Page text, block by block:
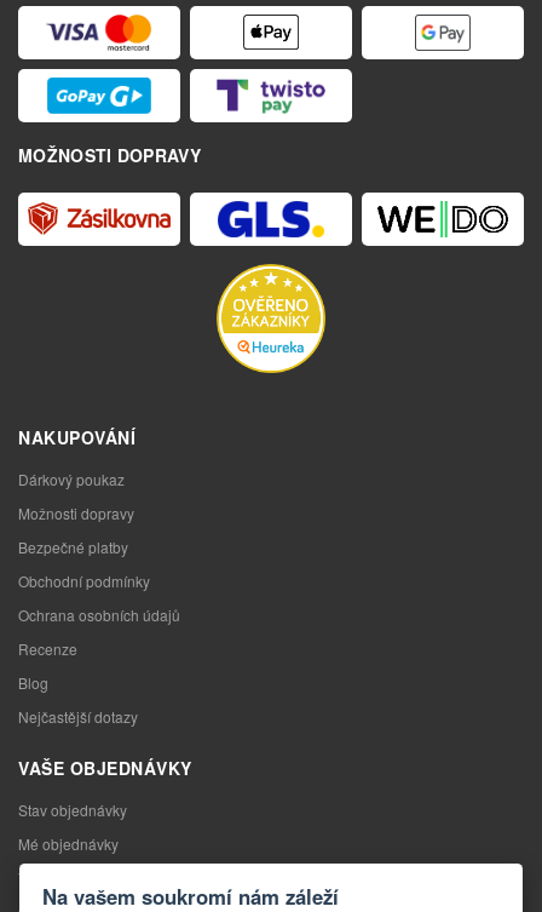
MOŽNOSTI DOPRAVY
NAKUPOVÁNÍ
Dárkový poukaz
Možnosti dopravy
Bezpečné platby
Obchodní podmínky
Ochrana osobních údajů
Recenze
Blog
Nejčastější dotazy
VAŠE OBJEDNÁVKY
Stav objednávky
Mé objednávky
Výměna zboží
Na vašem soukromí nám záleží